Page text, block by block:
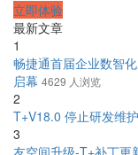
立即体验
最新文章
1
畅捷通首届企业数智
启幕 4629 人浏览
2
T+V18.0 停止研发维
3